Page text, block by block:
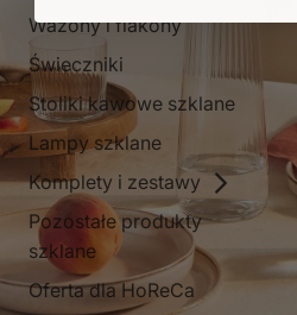
Wazony i flakony
Świeczniki
Stoliki kawowe szklane
Lampy szklane
Komplety i zestawy
Pozostałe produkty
szklane
Oferta dla HoReCa